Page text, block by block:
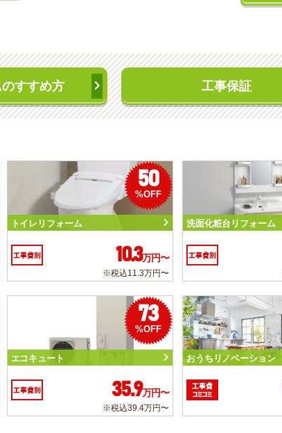
すすめ方 工事保証
50
%OFF
トイレリフォーム
工事費別 10.3万円〜
※税込11.3万円〜
洗面化粧台リフォーム
工事費別
73
%OFF
エコキュート
工事費別 35.9万円〜
※税込39.4万円〜
おうちリノベーション
工事費
コミコミ